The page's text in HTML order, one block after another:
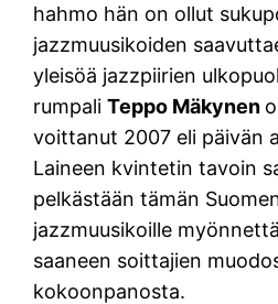
hahmo hän on ollut
jazzmuusikoiden
yleisöä jazzpiirien
rumpaliTeppo Mäkynen
voittanut 2007 eli päivän
Laineen kvintetin tavoin
pelkästään tämän
jazzmuusikoille
saaneen soittajien
kokoonpanosta.